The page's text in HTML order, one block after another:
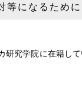
等になるため
研究学院に在籍し